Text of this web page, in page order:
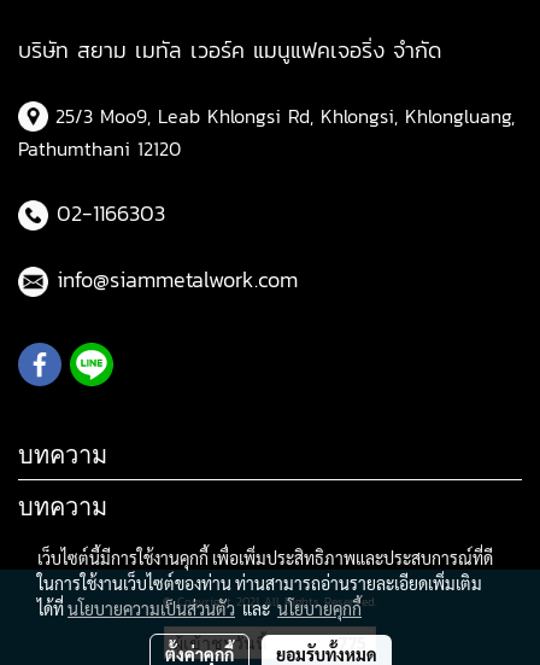
บริษัท สยาม เมทัล เวอร์ค แมนูแฟคเจอริ่ง จำกัด
25/3 Moo9, Leab Khlongsi Rd, Khlongsi, Khlongluang,
Pathumthani 12120
02-1166303
info@siammetalwork.com
บทความ
บทความ
© Copyright 2021 All Rights Reserved.
ผู้เข้าชมวันนี้ 775
เว็บไซต์นี้มีการใช้งานคุกกี้ เพื่อเพิ่มประสิทธิภาพและประสบการณ์ที่ดี
ในการใช้งานเว็บไซต์ของท่าน ท่านสามารถอ่านรายละเอียดเพิ่มเติม
ได้ที่นโยบายความเป็นส่วนตัวและนโยบายคุกกี้
ตั้งค่าคุกกี้ ยอมรับทั้งหมด